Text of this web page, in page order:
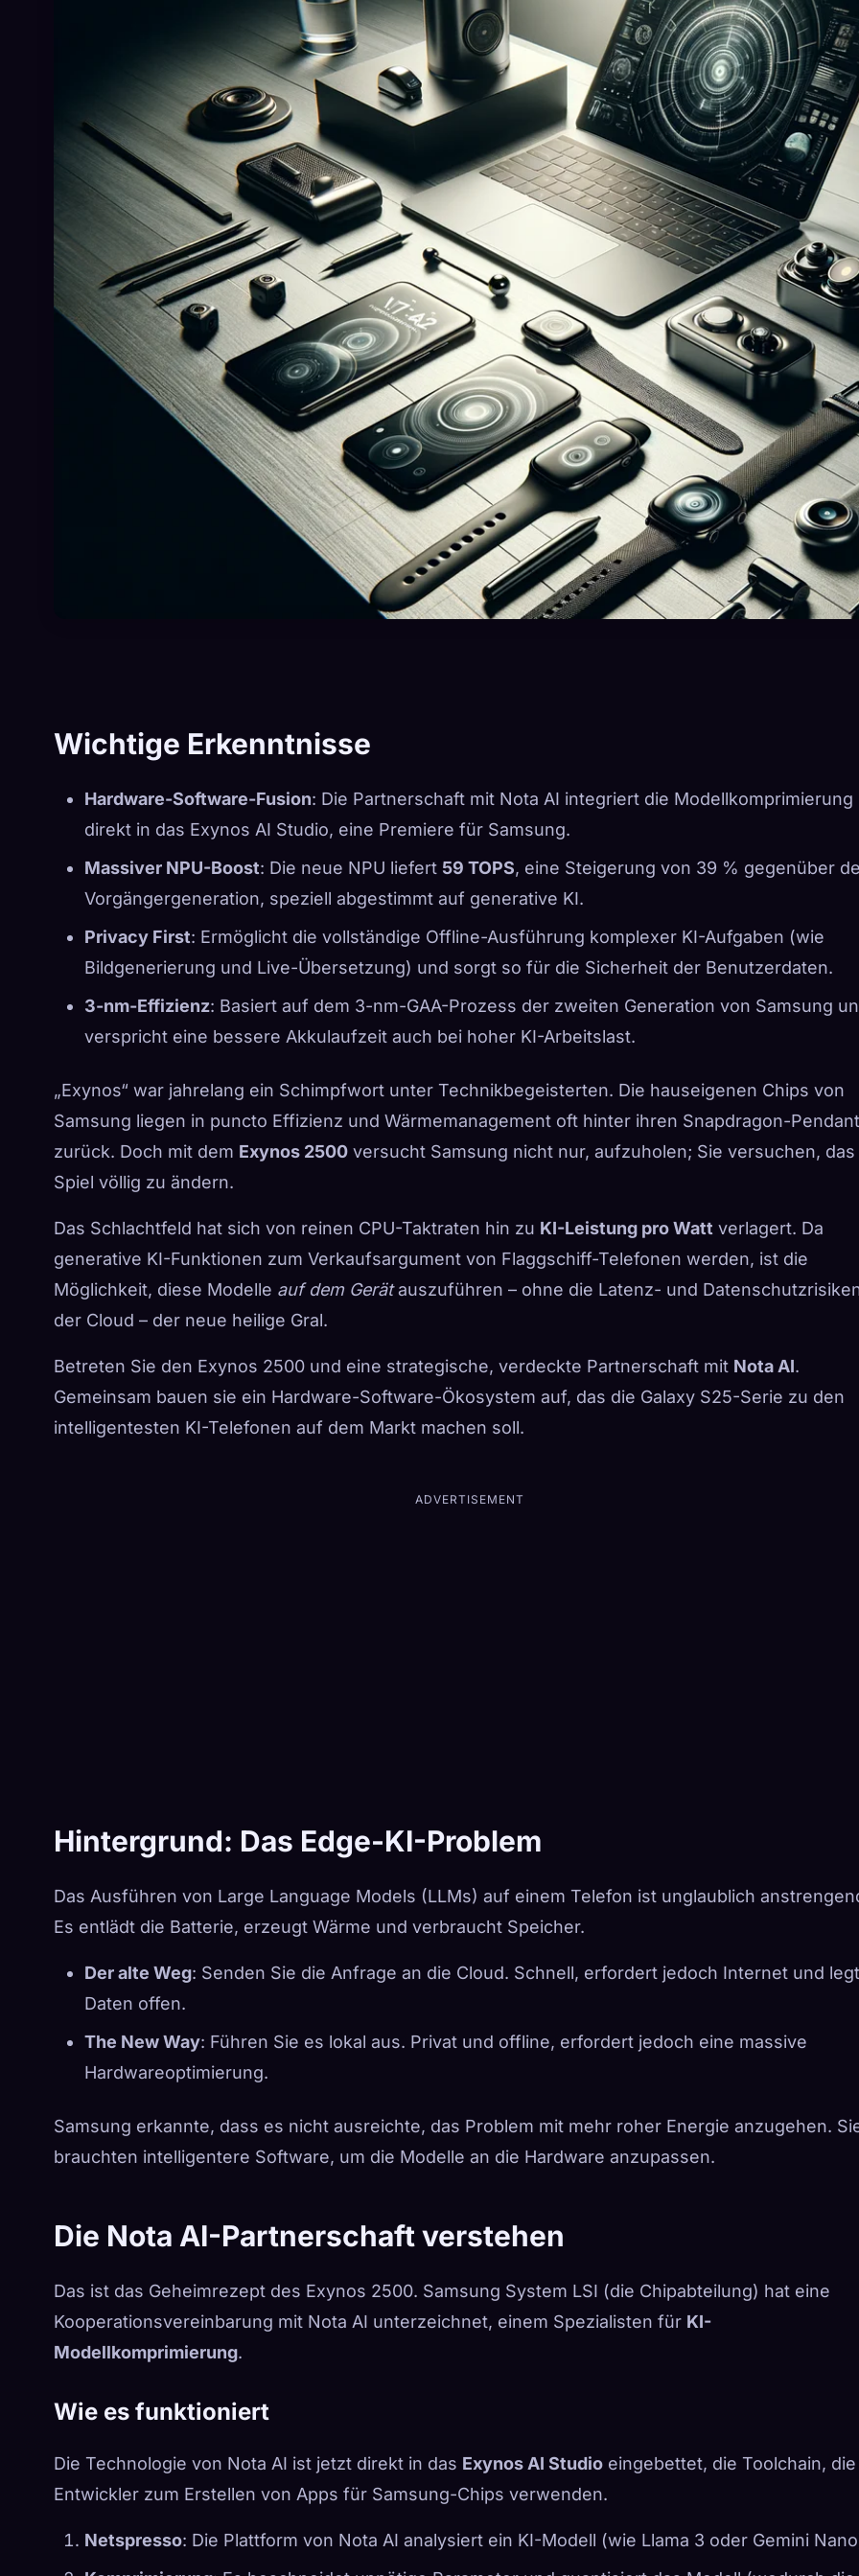
Wichtige Erkenntnisse
Hardware-Software-Fusion: Die Partnerschaft mit Nota AI integriert die Modellkomprimierung
direkt in das Exynos AI Studio, eine Premiere für Samsung.
Massiver NPU-Boost: Die neue NPU liefert 59 TOPS, eine Steigerung von 39 % gegenüber
Vorgängergeneration, speziell abgestimmt auf generative KI.
Privacy First: Ermöglicht die vollständige Offline-Ausführung komplexer KI-Aufgaben (wie
Bildgenerierung und Live-Übersetzung) und sorgt so für die Sicherheit der Benutzerdaten.
3-nm-Effizienz: Basiert auf dem 3-nm-GAA-Prozess der zweiten Generation von Samsung
verspricht eine bessere Akkulaufzeit auch bei hoher KI-Arbeitslast.
„Exynos“ war jahrelang ein Schimpfwort unter Technikbegeisterten. Die hauseigenen Chips von
Samsung liegen in puncto Effizienz und Wärmemanagement oft hinter ihren Snapdragon-
zurück. Doch mit dem Exynos 2500 versucht Samsung nicht nur, aufzuholen; Sie versuchen, das
Spiel völlig zu ändern.
Das Schlachtfeld hat sich von reinen CPU-Taktraten hin zu KI-Leistung pro Watt verlagert. Da
generative KI-Funktionen zum Verkaufsargument von Flaggschiff-Telefonen werden, ist die
Möglichkeit, diese Modelle auf dem Gerätauszuführen – ohne die Latenz- und
der Cloud – der neue heilige Gral.
Betreten Sie den Exynos 2500 und eine strategische, verdeckte Partnerschaft mit Nota AI.
Gemeinsam bauen sie ein Hardware-Software-Ökosystem auf, das die Galaxy S25-Serie zu den
intelligentesten KI-Telefonen auf dem Markt machen soll.
ADVERTISEMENT
Hintergrund: Das Edge-KI-Problem
Das Ausführen von Large Language Models (LLMs) auf einem Telefon ist unglaublich
Es entlädt die Batterie, erzeugt Wärme und verbraucht Speicher.
Der alte Weg: Senden Sie die Anfrage an die Cloud. Schnell, erfordert jedoch Internet und legt
Daten offen.
The New Way: Führen Sie es lokal aus. Privat und offline, erfordert jedoch eine massive
Hardwareoptimierung.
Samsung erkannte, dass es nicht ausreichte, das Problem mit mehr roher Energie anzugehen.
brauchten intelligentere Software, um die Modelle an die Hardware anzupassen.
Die Nota AI-Partnerschaft verstehen
Das ist das Geheimrezept des Exynos 2500. Samsung System LSI (die Chipabteilung) hat eine
Kooperationsvereinbarung mit Nota AI unterzeichnet, einem Spezialisten für KI-
Modellkomprimierung.
Wie es funktioniert
Die Technologie von Nota AI ist jetzt direkt in das Exynos AI Studio eingebettet, die Toolchain, die
Entwickler zum Erstellen von Apps für Samsung-Chips verwenden.
Netspresso: Die Plattform von Nota AI analysiert ein KI-Modell (wie Llama 3 oder Gemini